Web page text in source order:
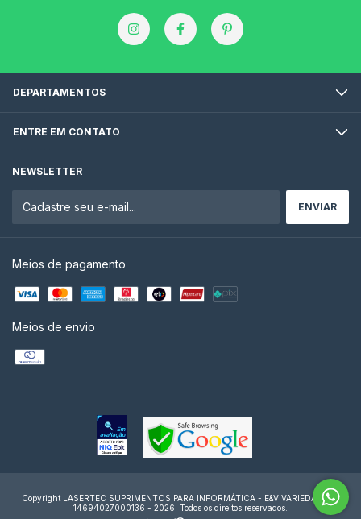
DEPARTAMENTOS
ENTRE EM CONTATO
NEWSLETTER
Meios de pagamento
Meios de envio
Copyright LASERTEC SUPRIMENTOS PARA INFORMÁTICA - E&V VARIEDADES -
14694027000136 - 2026. Todos os direitos reservados.